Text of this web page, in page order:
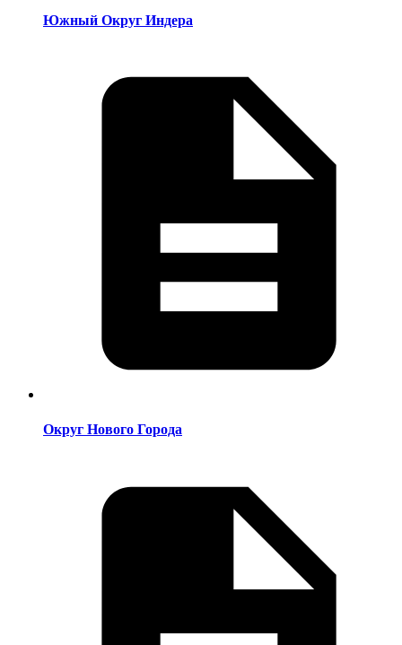
Южный Округ Индера
Округ Нового Города